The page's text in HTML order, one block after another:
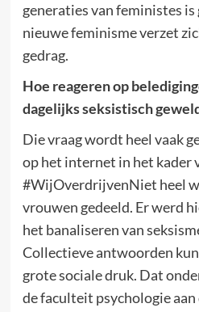
generaties van feministes is
nieuwe feminisme verzet
gedrag.
Hoe reageren op
dagelijks seksistisch
Die vraag wordt heel vaak
op het internet in het kader
#WijOverdrijvenNiet heel
vrouwen gedeeld. Er werd
het banaliseren van
Collectieve antwoorden
grote sociale druk. Dat
de faculteit psychologie